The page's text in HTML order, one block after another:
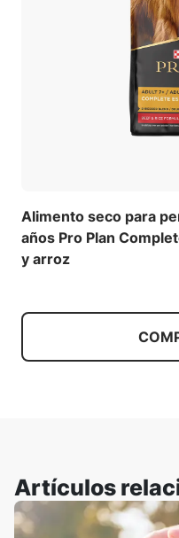
Alimento seco para
años Pro Plan
y arroz
Artículos